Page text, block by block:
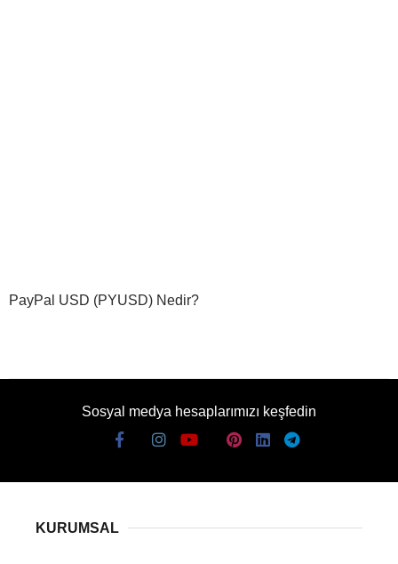
PayPal USD (PYUSD) Nedir?
Sosyal medya hesaplarımızı keşfedin
KURUMSAL